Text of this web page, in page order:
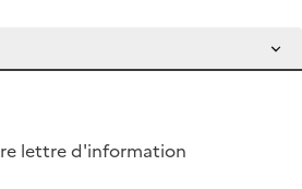
lettre d'information